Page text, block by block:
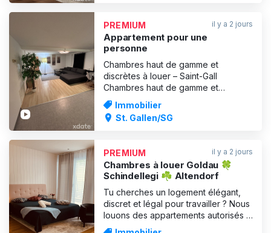
hebdomadaire 800 sfr Po
PREMIUM il y a 2 jours
Appartement pour une
personne
Chambres haut de gamme et
discrètes à louer – Saint-Gall
Chambres haut de gamme et
discrètes à louer, à 10 minutes de la
gare de Saint-Gall. Je recherche des
personnes souhaitant louer une
location à la chambre. Tout est à
Immobilier
St. Gallen/SG
PREMIUM il y a 2 jours
Chambres à louer Goldau 🍀
Schindellegi ☘️ Altendorf
Tu cherches un logement élégant,
discret et légal pour travailler ? Nous
louons des appartements autorisés à
Goldau et à Bâle, parfaits pour les